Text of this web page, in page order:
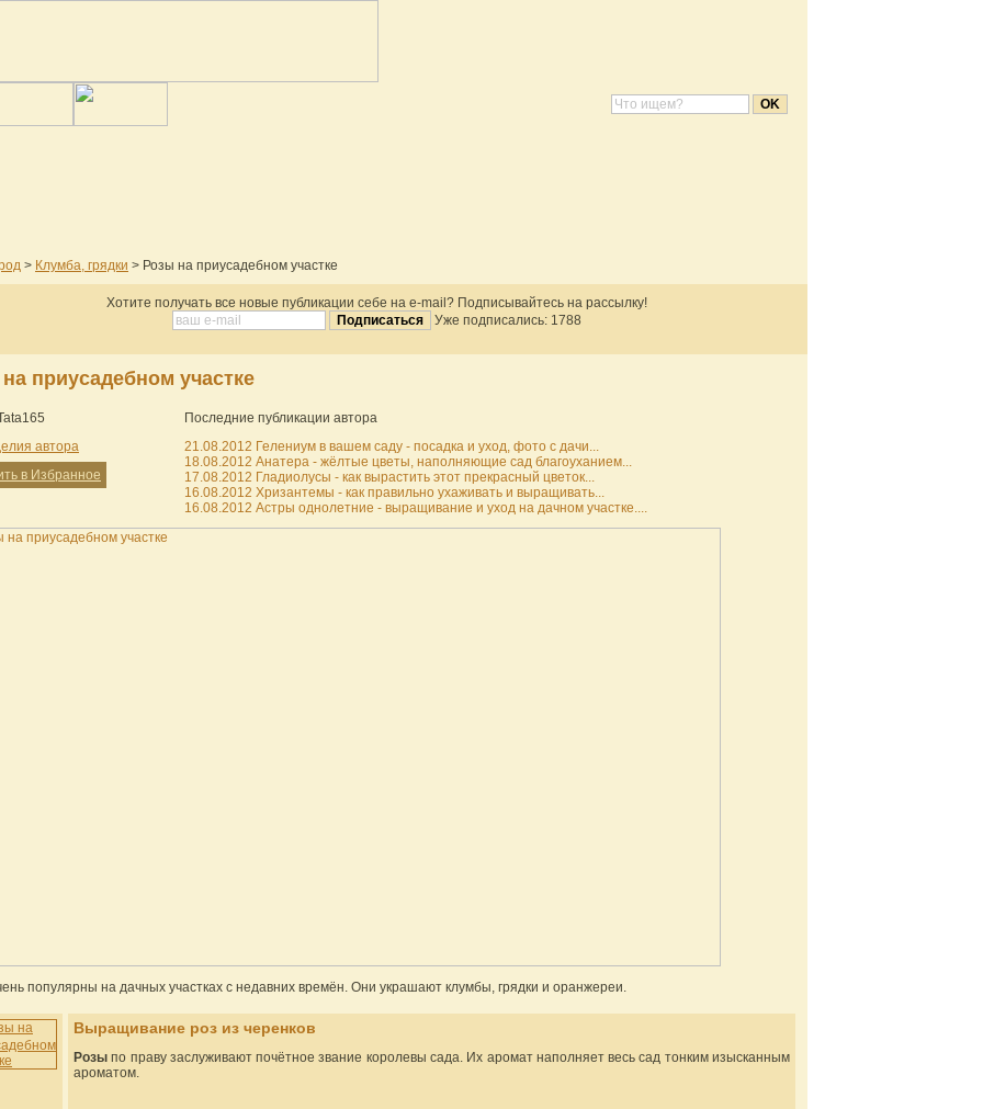
> Клумба, грядки > Розы на приусадебном участке
Хотите получать все новые публикации себе на e-mail? Подписывайтесь на рассылку!
Уже подписались: 1788
приусадебном участке
автора
в Избранное
Последние публикации автора
21.08.2012 Гелениум в вашем саду - посадка и уход, фото с дачи...
18.08.2012 Анатера - жёлтые цветы, наполняющие сад благоуханием...
17.08.2012 Гладиолусы - как вырастить этот прекрасный цветок...
16.08.2012 Хризантемы - как правильно ухаживать и выращивать...
16.08.2012 Астры однолетние - выращивание и уход на дачном участке....
популярны на дачных участках с недавних времён. Они украшают клумбы, грядки и оранжереи.
Выращивание роз из черенков
Розы по праву заслуживают почётное звание королевы сада. Их аромат наполняет весь сад тонким изысканным
ароматом.